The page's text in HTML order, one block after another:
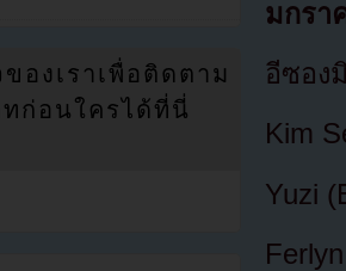
มกรา
อีซอง
Kim
Yuzi
องเราเพื่อติดตาม
ก่อนใครได้ที่นี่